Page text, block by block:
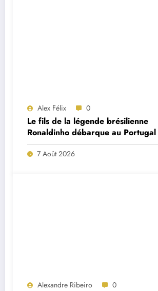
Alex Félix 0
Le fils de la légende brésilienne
Ronaldinho débarque au Portugal
7 Août 2026
Alexandre Ribeiro 0